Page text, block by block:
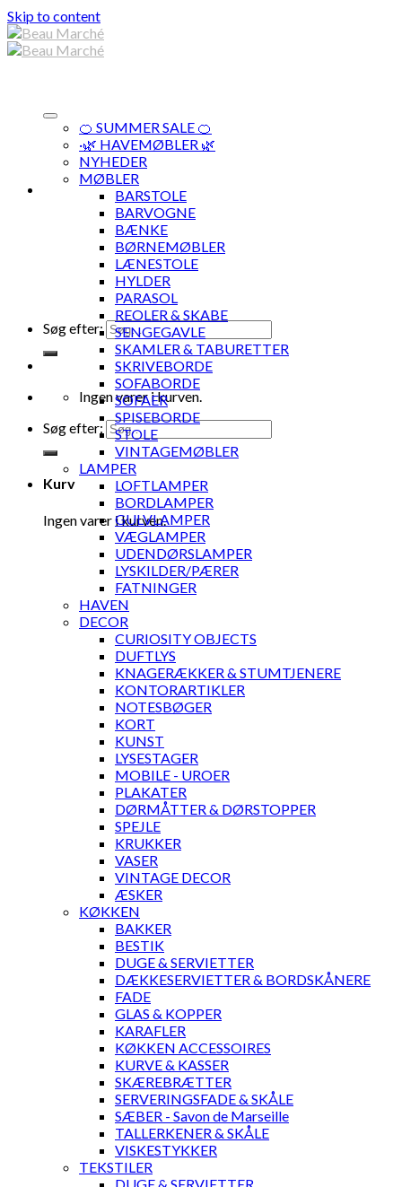
Skip to content
Søg efter:
Ingen varer i kurven.
Søg efter:
Kurv
Ingen varer i kurven.
🍊 SUMMER SALE 🍊
·🌿 HAVEMØBLER 🌿
NYHEDER
MØBLER
BARSTOLE
BARVOGNE
BÆNKE
BØRNEMØBLER
LÆNESTOLE
HYLDER
PARASOL
REOLER & SKABE
SENGEGAVLE
SKAMLER & TABURETTER
SKRIVEBORDE
SOFABORDE
SOFAER
SPISEBORDE
STOLE
VINTAGEMØBLER
LAMPER
LOFTLAMPER
BORDLAMPER
GULVLAMPER
VÆGLAMPER
UDENDØRSLAMPER
LYSKILDER/PÆRER
FATNINGER
HAVEN
DECOR
CURIOSITY OBJECTS
DUFTLYS
KNAGERÆKKER & STUMTJENERE
KONTORARTIKLER
NOTESBØGER
KORT
KUNST
LYSESTAGER
MOBILE - UROER
PLAKATER
DØRMÅTTER & DØRSTOPPER
SPEJLE
KRUKKER
VASER
VINTAGE DECOR
ÆSKER
KØKKEN
BAKKER
BESTIK
DUGE & SERVIETTER
DÆKKESERVIETTER & BORDSKÅNERE
FADE
GLAS & KOPPER
KARAFLER
KØKKEN ACCESSOIRES
KURVE & KASSER
SKÆREBRÆTTER
SERVERINGSFADE & SKÅLE
SÆBER - Savon de Marseille
TALLERKENER & SKÅLE
VISKESTYKKER
TEKSTILER